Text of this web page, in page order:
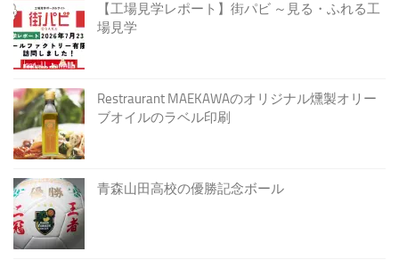
【工場見学レポート】街パビ ～見る・ふれる工
場見学
Restraurant MAEKAWAのオリジナル燻製オリー
ブオイルのラベル印刷
青森山田高校の優勝記念ボール